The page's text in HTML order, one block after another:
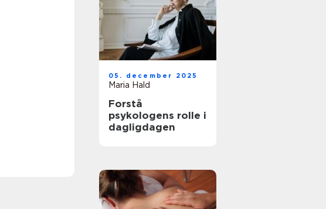
05. december 2025
Maria Hald
Forstå
psykologens rolle i
dagligdagen